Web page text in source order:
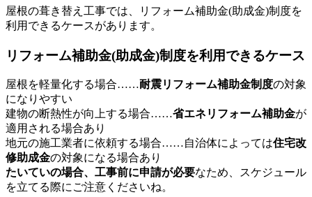
屋根の葺き替え工事では、リフォーム補助金(助成金)制度を
利用できるケースがあります。
リフォーム補助金(助成金)制度を利用できるケース
屋根を軽量化する場合……耐震リフォーム補助金制度の対象
になりやすい
建物の断熱性が向上する場合……省エネリフォーム補助金が
適用される場合あり
地元の施工業者に依頼する場合……自治体によっては住宅改
修助成金の対象になる場合あり
たいていの場合、工事前に申請が必要なため、スケジュール
を立てる際にご注意くださいね。